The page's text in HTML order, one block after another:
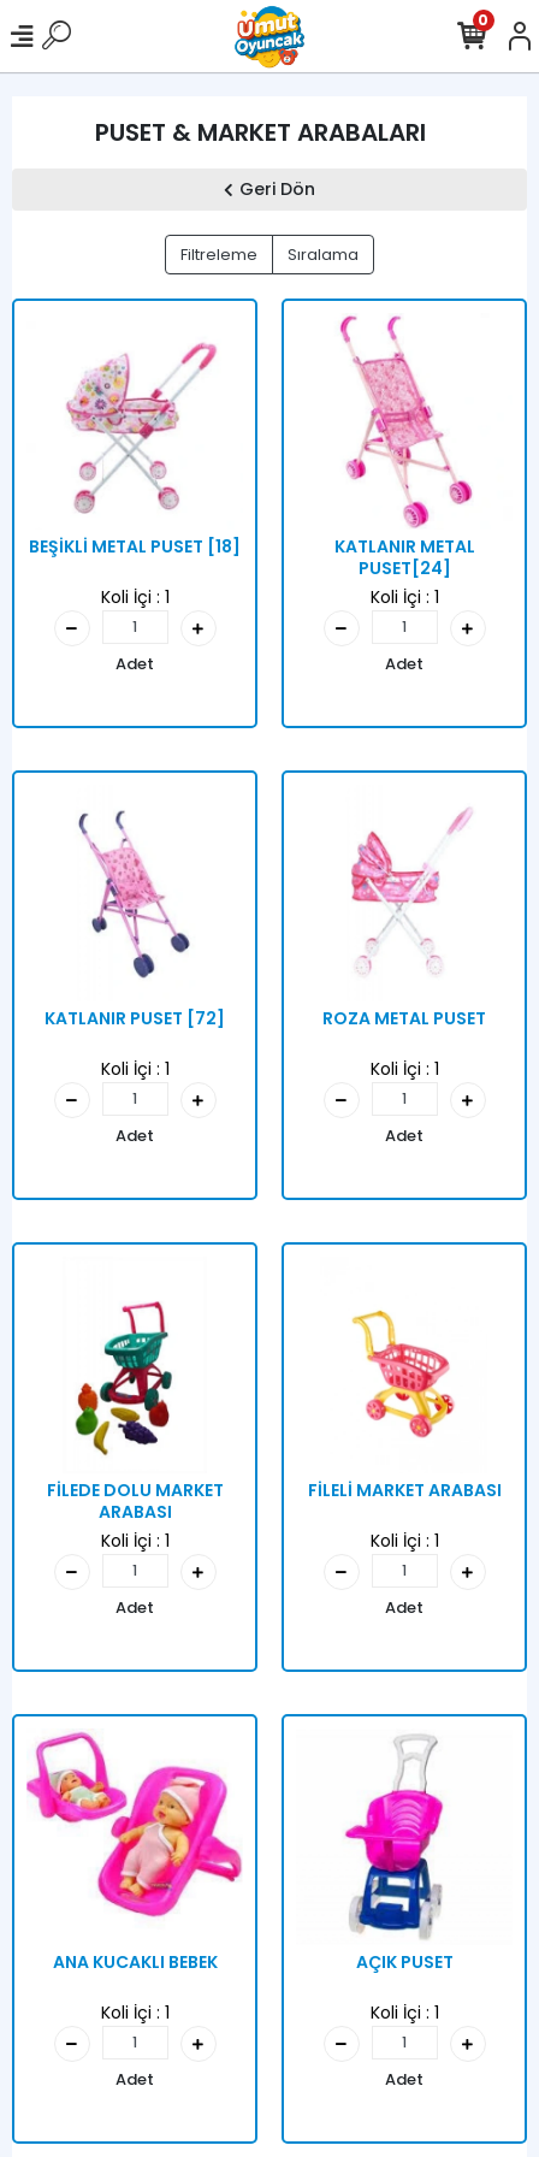
0
PUSET & MARKET ARABALARI
Geri Dön
Filtreleme Sıralama
BEŞİKLİ METAL PUSET [18]
Koli İçi : 1
Adet
KATLANIR METAL
PUSET[24]
Koli İçi : 1
Adet
KATLANIR PUSET [72]
Koli İçi : 1
Adet
ROZA METAL PUSET
Koli İçi : 1
Adet
FİLEDE DOLU MARKET
ARABASI
Koli İçi : 1
Adet
FİLELİ MARKET ARABASI
Koli İçi : 1
Adet
ANA KUCAKLI BEBEK
Koli İçi : 1
Adet
AÇIK PUSET
Koli İçi : 1
Adet